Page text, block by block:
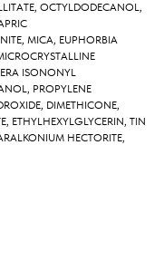
OCTYLDODECANOL,
MICA, EUPHORBIA
ISONONYL
PROPYLENE
DIMETHICONE,
ETHYLHEXYLGLYCERIN, TIN
HECTORITE,